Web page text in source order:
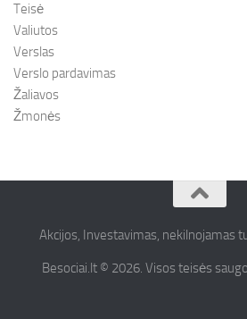
Teisė
Valiutos
Verslas
Verslo pardavimas
Žaliavos
Žmonės
Akcijos, Investavimas, nekilnojamas
Besociai.lt © 2026. Visos teisės